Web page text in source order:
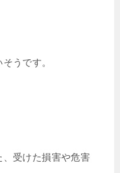
うです。
受けた損害や危害